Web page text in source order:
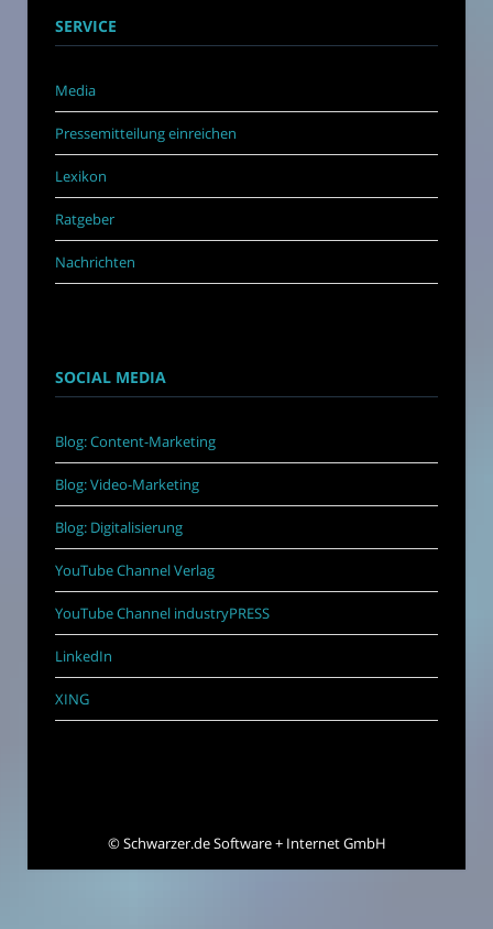
SERVICE
Media
Pressemitteilung einreichen
Lexikon
Ratgeber
Nachrichten
SOCIAL MEDIA
Blog: Content-Marketing
Blog: Video-Marketing
Blog: Digitalisierung
YouTube Channel Verlag
YouTube Channel industryPRESS
LinkedIn
XING
©Schwarzer.de Software + Internet GmbH